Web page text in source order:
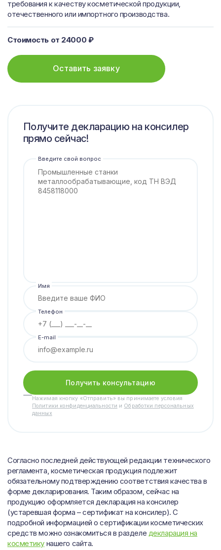
требования к качеству косметической продукции,
отечественного или импортного производства.
Стоимость от 24000 ₽
Оставить заявку
Получите декларацию на консилер
прямо сейчас!
Введите свой вопрос
Имя
Телефон
E-mail
Нажимая кнопку «Отправить» вы принимаете условия
Политики конфиденциальности и Обработки персональных
данных
Получить консультацию
Согласно последней действующей редакции технического
регламента, косметическая продукция подлежит
обязательному подтверждению соответствия качества в
форме декларирования. Таким образом, сейчас на
продукцию оформляется декларация на консилер
(устаревшая форма – сертификат на консилер). С
подробной информацией о сертификации косметических
средств можно ознакомиться в разделе декларация на
косметику нашего сайта.